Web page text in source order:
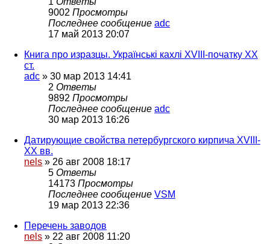
9002 Просмотры
Последнее сообщение adc
17 май 2013 20:07
Книга про изразцы. Українські кахлі XVIII-початку XX
ст.
adc » 30 мар 2013 14:41
2 Ответы
9892 Просмотры
Последнее сообщение adc
30 мар 2013 16:26
Датирующие свойства петербургского кирпича XVIII-
XX вв.
nels » 26 авг 2008 18:17
5 Ответы
14173 Просмотры
Последнее сообщение VSM
19 мар 2013 22:36
Перечень заводов
nels » 22 авг 2008 11:20